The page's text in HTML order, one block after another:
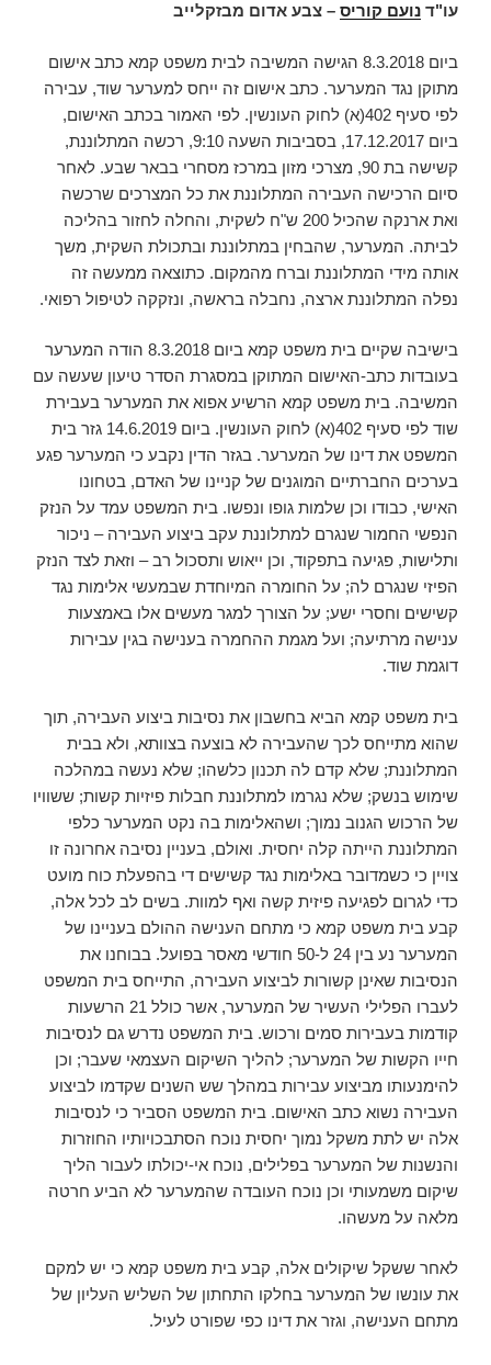
עו"ד נועם קוריס – צבע אדום מבזקלייב
ביום 8.3.2018 הגישה המשיבה לבית משפט קמא כתב אישום
מתוקן נגד המערער. כתב אישום זה ייחס למערער שוד, עבירה
לפי סעיף 402(א) לחוק העונשין. לפי האמור בכתב האישום,
ביום 17.12.2017, בסביבות השעה 9:10, רכשה המתלוננת,
קשישה בת 90, מצרכי מזון במרכז מסחרי בבאר שבע. לאחר
סיום הרכישה העבירה המתלוננת את כל המצרכים שרכשה
ואת ארנקה שהכיל 200 ש"ח לשקית, והחלה לחזור בהליכה
לביתה. המערער, שהבחין במתלוננת ובתכולת השקית, משך
אותה מידי המתלוננת וברח מהמקום. כתוצאה ממעשה זה
נפלה המתלוננת ארצה, נחבלה בראשה, ונזקקה לטיפול רפואי.
בישיבה שקיים בית משפט קמא ביום 8.3.2018 הודה המערער
בעובדות כתב-האישום המתוקן במסגרת הסדר טיעון שעשה עם
המשיבה. בית משפט קמא הרשיע אפוא את המערער בעבירת
שוד לפי סעיף 402(א) לחוק העונשין. ביום 14.6.2019 גזר בית
המשפט את דינו של המערער. בגזר הדין נקבע כי המערער פגע
בערכים החברתיים המוגנים של קניינו של האדם, בטחונו
האישי, כבודו וכן שלמות גופו ונפשו. בית המשפט עמד על הנזק
הנפשי החמור שנגרם למתלוננת עקב ביצוע העבירה – ניכור
ותלישות, פגיעה בתפקוד, וכן ייאוש ותסכול רב – וזאת לצד הנזק
הפיזי שנגרם לה; על החומרה המיוחדת שבמעשי אלימות נגד
קשישים וחסרי ישע; על הצורך למגר מעשים אלו באמצעות
ענישה מרתיעה; ועל מגמת ההחמרה בענישה בגין עבירות
דוגמת שוד.
בית משפט קמא הביא בחשבון את נסיבות ביצוע העבירה, תוך
שהוא מתייחס לכך שהעבירה לא בוצעה בצוותא, ולא בבית
המתלוננת; שלא קדם לה תכנון כלשהו; שלא נעשה במהלכה
שימוש בנשק; שלא נגרמו למתלוננת חבלות פיזיות קשות; ששוויו
של הרכוש הגנוב נמוך; ושהאלימות בה נקט המערער כלפי
המתלוננת הייתה קלה יחסית. ואולם, בעניין נסיבה אחרונה זו
צויין כי כשמדובר באלימות נגד קשישים די בהפעלת כוח מועט
כדי לגרום לפגיעה פיזית קשה ואף למוות. בשים לב לכל אלה,
קבע בית משפט קמא כי מתחם הענישה ההולם בעניינו של
המערער נע בין 24 ל-50 חודשי מאסר בפועל. בבוחנו את
הנסיבות שאינן קשורות לביצוע העבירה, התייחס בית המשפט
לעברו הפלילי העשיר של המערער, אשר כולל 21 הרשעות
קודמות בעבירות סמים ורכוש. בית המשפט נדרש גם לנסיבות
חייו הקשות של המערער; להליך השיקום העצמאי שעבר; וכן
להימנעותו מביצוע עבירות במהלך שש השנים שקדמו לביצוע
העבירה נשוא כתב האישום. בית המשפט הסביר כי לנסיבות
אלה יש לתת משקל נמוך יחסית נוכח הסתבכויותיו החוזרות
והנשנות של המערער בפלילים, נוכח אי-יכולתו לעבור הליך
שיקום משמעותי וכן נוכח העובדה שהמערער לא הביע חרטה
מלאה על מעשהו.
לאחר ששקל שיקולים אלה, קבע בית משפט קמא כי יש למקם
את עונשו של המערער בחלקו התחתון של השליש העליון של
מתחם הענישה, וגזר את דינו כפי שפורט לעיל.